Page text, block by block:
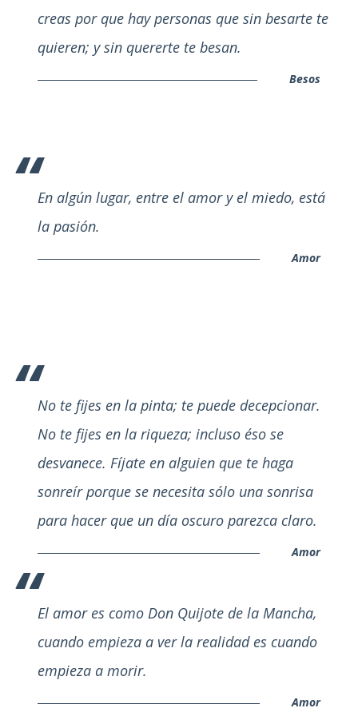
creas por que hay personas que sin besarte te
quieren; y sin quererte te besan.
Besos
En algún lugar, entre el amor y el miedo, está
la pasión.
Amor
No te fijes en la pinta; te puede decepcionar.
No te fijes en la riqueza; incluso éso se
desvanece. Fíjate en alguien que te haga
sonreír porque se necesita sólo una sonrisa
para hacer que un día oscuro parezca claro.
Amor
El amor es como Don Quijote de la Mancha,
cuando empieza a ver la realidad es cuando
empieza a morir.
Amor